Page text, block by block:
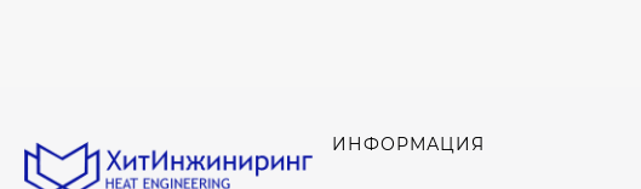
ИНФОРМАЦИЯ